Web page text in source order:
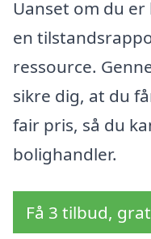
Uanset om du
en
ressource.
sikre dig, at du
fair pris, så du
bolighandler.
Få 3 tilbud,